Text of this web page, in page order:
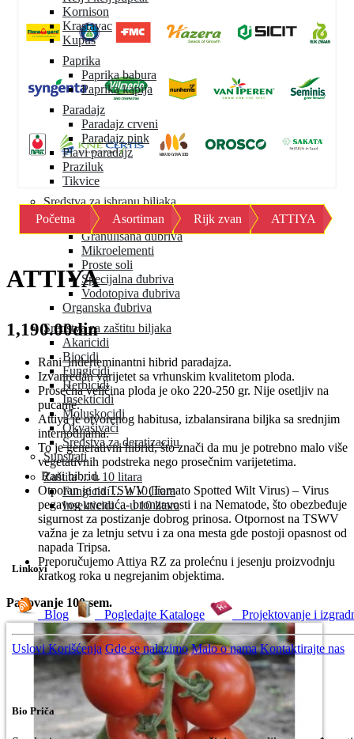
Kornison
Krastavac
Kupus
Paprika
Paprika babura
Paprika kapija
Paradajz
Paradajz crveni
Paradajz pink
Plavi paradajz
Praziluk
Tikvice
Sredstva za ishranu biljaka
Mineralna đubriva
Granulisana đubriva
Mikroelementi
Proste soli
Specijalna đubriva
Vodotopiva đubriva
Organska đubriva
Sredstva za zaštitu biljaka
Akaricidi
Biocidi
Fungicidi
Herbicidi
Insekticidi
Moluskocidi
Okvašivači
Sredstva za deratizaciju
Supstrati
Zaštita ... u 10 litara
Fungicidi ... u 10 litara
Insekticidi ... u 10 litara
Linkovi
Blog Pogledajte Kataloge Projektovanje i
Uslovi Korišćenja Gde se nalazimo Malo o nama Kontaktirajte nas
Bio Priča
Početna Asortiman Rijk zvan ATTIYA
ATTIYA
1,190.00din
Rani inderteminantni hibrid paradajza.
Izvanredan varijetet sa vrhunskim kvalitetom ploda.
Prosečna veličina ploda je oko 220-250 gr. Nije osetljiv na
pucanje.
Attiya je otvorenog habitusa, izbalansirana biljka sa srednjim
internodijama.
To je generativni hibrid, što znači da mu je potrebno malo više
vegetativnih podstreka nego prosečnim varijetetima.
Rani hibrid.
Otporan je na TSWV (Tomato Spotted Wilt Virus) – Virus
pegavog uvenuća- bronzavosti i na Nematode, što obezbeđuje
sigurnost za postizanje dobrog prinosa. Otpornost na TSWV
važna je za letnju setvu i za ona mesta gde postoji opasnost od
napada Tripsa.
Preporučujemo Attiya RZ za prolećnu i jesenju proizvodnju
kratkog roka u negrejanim objektima.
Pakovanje 100 sem.